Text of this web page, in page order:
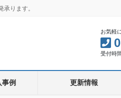
ります。
お気軽
受付時
例 更新情報